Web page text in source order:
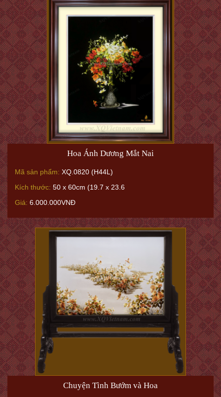
Hoa Ánh Dương Mắt Nai
Mã sản phẩm: XQ.0820 (H44L)
Kích thước: 50 x 60cm (19.7 x 23.6
Giá: 6.000.000VNĐ
Chuyện Tình Bướm và Hoa